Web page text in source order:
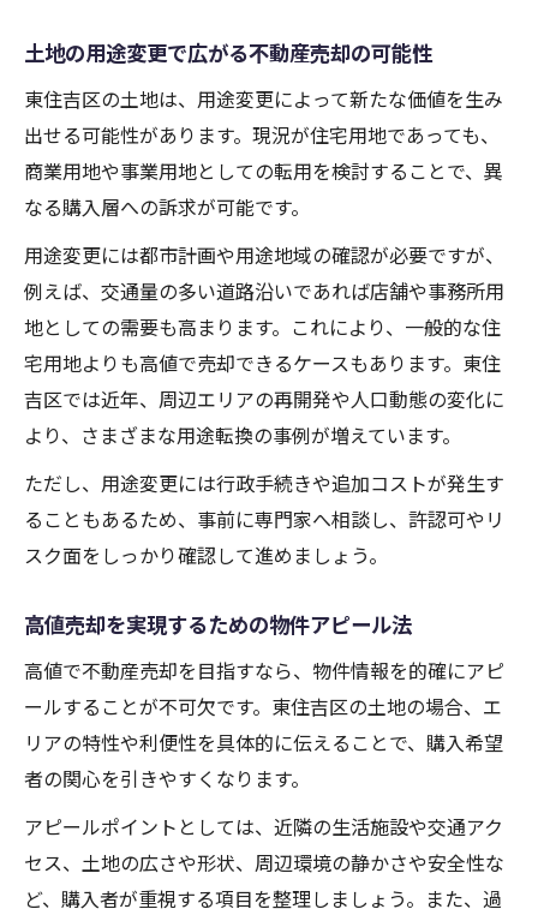
土地の用途変更で広がる不動産売却の可能性
東住吉区の土地は、用途変更によって新たな価値を生み
出せる可能性があります。現況が住宅用地であっても、
商業用地や事業用地としての転用を検討することで、異
なる購入層への訴求が可能です。
用途変更には都市計画や用途地域の確認が必要ですが、
例えば、交通量の多い道路沿いであれば店舗や事務所用
地としての需要も高まります。これにより、一般的な住
宅用地よりも高値で売却できるケースもあります。東住
吉区では近年、周辺エリアの再開発や人口動態の変化に
より、さまざまな用途転換の事例が増えています。
ただし、用途変更には行政手続きや追加コストが発生す
ることもあるため、事前に専門家へ相談し、許認可やリ
スク面をしっかり確認して進めましょう。
高値売却を実現するための物件アピール法
高値で不動産売却を目指すなら、物件情報を的確にアピ
ールすることが不可欠です。東住吉区の土地の場合、エ
リアの特性や利便性を具体的に伝えることで、購入希望
者の関心を引きやすくなります。
アピールポイントとしては、近隣の生活施設や交通アク
セス、土地の広さや形状、周辺環境の静かさや安全性な
ど、購入者が重視する項目を整理しましょう。また、過